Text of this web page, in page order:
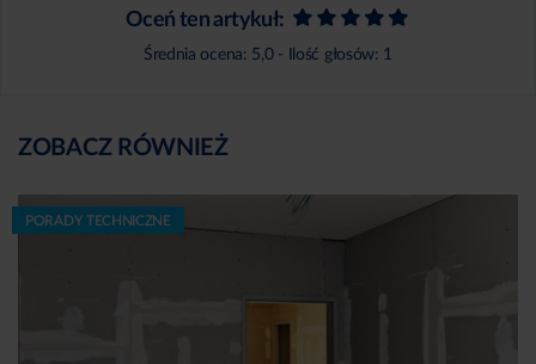
Oceń ten artykuł:
Średnia ocena: 5,0- Ilość głosów: 1
ZOBACZ RÓWNIEŻ
PORADY TECHNICZNE